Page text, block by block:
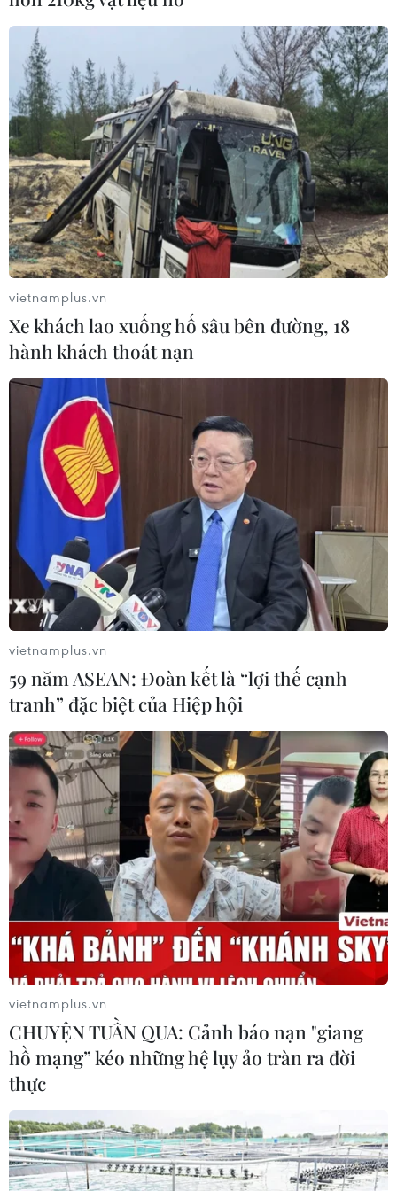
bầu cử Mỹ, Hồ sơ Panama nằm trong số những sự kiện
thế giới do TTXVN vừa bình chọn.
vietnamplus.vn
Xe khách lao xuống hố sâu bên đường, 18
hành khách thoát nạn
vietnamplus.vn
59 năm ASEAN: Đoàn kết là “lợi thế cạnh
tranh” đặc biệt của Hiệp hội
vietnamplus.vn
CHUYỆN TUẦN QUA: Cảnh báo nạn "giang
hồ mạng” kéo những hệ lụy ảo tràn ra đời
thực